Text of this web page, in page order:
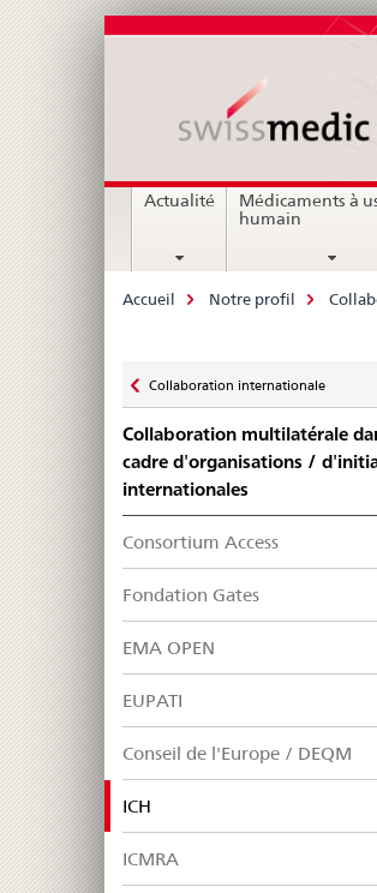
Navigation
Actualité
Médicaments à
humain
Breadcrumb
Accueil Notre profil
zu
Collaboration internationale
Collaboration multilatérale
cadre d'organisations /
internationales
Consortium Access
Fondation Gates
EMA OPEN
EUPATI
Conseil de l'Europe / DEQM
ICH
ICMRA